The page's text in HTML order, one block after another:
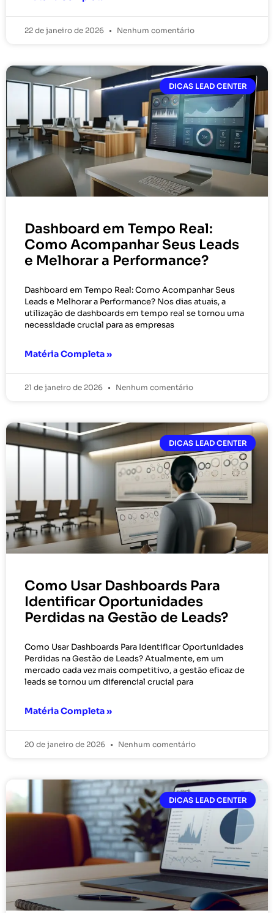
22 de janeiro de 2026 Nenhum comentário
DICAS LEAD CENTER
Dashboard em Tempo Real:
Como Acompanhar Seus Leads
e Melhorar a Performance?
Dashboard em Tempo Real: Como Acompanhar Seus
Leads e Melhorar a Performance? Nos dias atuais, a
utilização de dashboards em tempo real se tornou uma
necessidade crucial para as empresas
Matéria Completa »
21 de janeiro de 2026 Nenhum comentário
DICAS LEAD CENTER
Como Usar Dashboards Para
Identificar Oportunidades
Perdidas na Gestão de Leads?
Como Usar Dashboards Para Identificar Oportunidades
Perdidas na Gestão de Leads? Atualmente, em um
mercado cada vez mais competitivo, a gestão eficaz de
leads se tornou um diferencial crucial para
Matéria Completa »
20 de janeiro de 2026 Nenhum comentário
DICAS LEAD CENTER